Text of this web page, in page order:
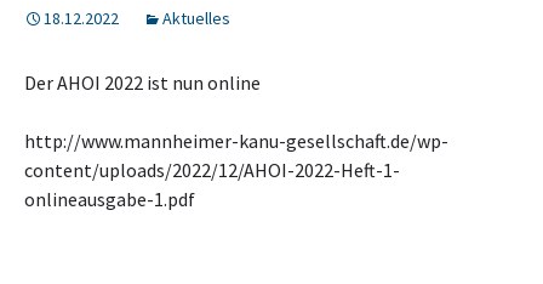
18.12.2022 Aktuelles
Der AHOI 2022 ist nun online
http://www.mannheimer-kanu-gesellschaft.de/wp-
content/uploads/2022/12/AHOI-2022-Heft-1-
onlineausgabe-1.pdf